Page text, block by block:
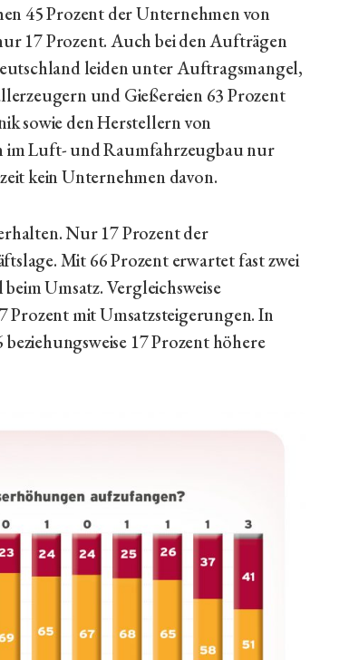
45 Prozent der Unternehmen von
17 Prozent. Auch bei den Aufträgen
leiden unter Auftragsmangel,
und Gießereien 63 Prozent
sowie den Herstellern von
im Luft- und Raumfahrzeugbau nur
kein Unternehmen davon.
Nur 17 Prozent der
Mit 66 Prozent erwartet fast zwei
Umsatz. Vergleichsweise
Prozent mit Umsatzsteigerungen. In
17 Prozent höhere